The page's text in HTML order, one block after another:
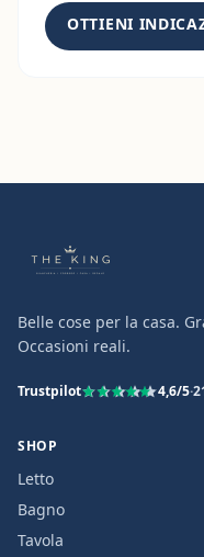
OTTIENI
Belle cose per la casa.
Occasioni reali.
Trustpilot 4,6/5·
SHOP
Letto
Bagno
Tavola